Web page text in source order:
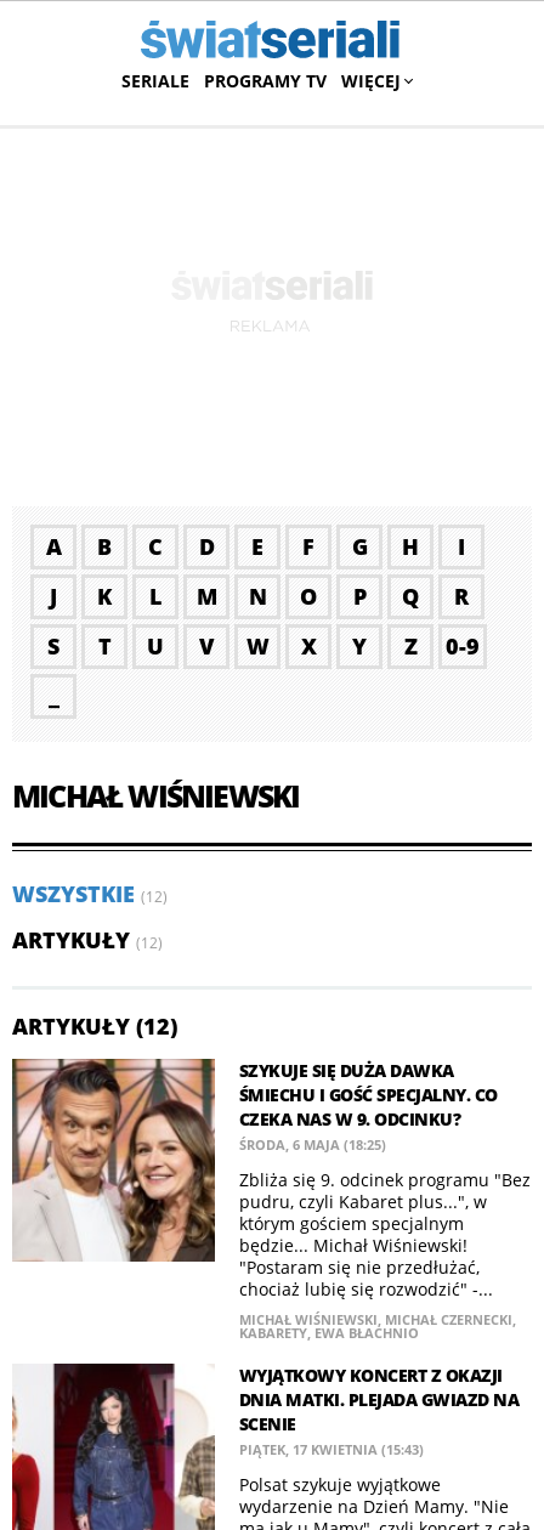
SERIALE PROGRAMY TV WIĘCEJ
A B C D E F G H
I
J
K L M N O P Q
R
S
T U V W X Y Z
0-9
MICHAŁ WIŚNIEWSKI
WSZYSTKIE (12)
ARTYKUŁY (12)
ARTYKUŁY (12)
SZYKUJE SIĘ DUŻA DAWKA
ŚMIECHU I GOŚĆ SPECJALNY. CO
CZEKA NAS W 9. ODCINKU?
ŚRODA, 6 MAJA (18:25)
Zbliża się 9. odcinek programu "Bez
pudru, czyli Kabaret plus...", w
którym gościem specjalnym
będzie... Michał Wiśniewski!
"Postaram się nie przedłużać,
chociaż lubię się rozwodzić" -...
MICHAŁ WIŚNIEWSKI, MICHAŁ CZERNECKI,
KABARETY, EWA BŁACHNIO
WYJĄTKOWY KONCERT Z OKAZJI
DNIA MATKI. PLEJADA GWIAZD NA
SCENIE
PIĄTEK, 17 KWIETNIA (15:43)
Polsat szykuje wyjątkowe
wydarzenie na Dzień Mamy. "Nie